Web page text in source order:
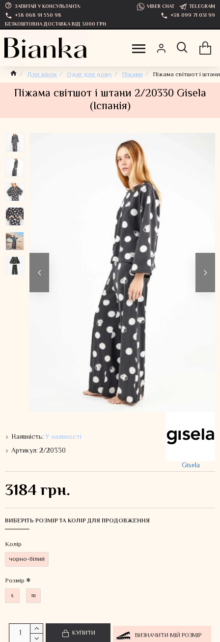
ЗАПИТАЙ У КОНСУЛЬТАНТА: VIBER CHAT
TELEGRAM
+38 068 91 550 98
+38 099 71 031 99
БЕЗКОШТОВНА ДОСТАВКА ВІД 3000 ГРН
Для жінок Одяг для дому Піжами Піжама світшот і
Піжама світшот і штани 2/20330 Gisela
(Іспанія)
Наявність:У наявності
Артикул:2/20330
Gisela
3184 грн.
ВИБЕРІТЬ РОЗМІР ТА КОЛІР ДЛЯ ПРОДОВЖЕННЯ
Колiр
чорно-білий
Розмір
s
m
КУПИТИ ВИЗНАЧИТИ МІЙ РОЗМІР